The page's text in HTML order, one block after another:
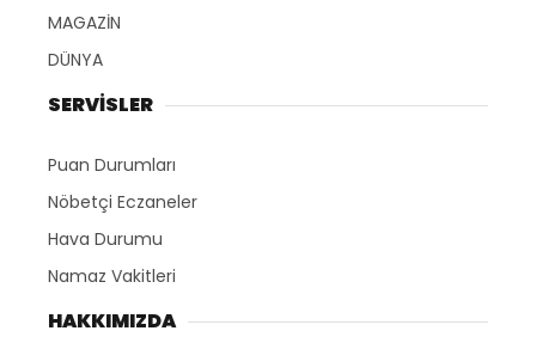
MAGAZİN
DÜNYA
SERVİSLER
Puan Durumları
Nöbetçi Eczaneler
Hava Durumu
Namaz Vakitleri
HAKKIMIZDA